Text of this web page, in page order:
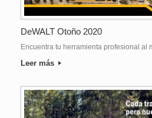
DeWALT Otoño 2020
Encuentra tu herramienta profesional al
Leer más